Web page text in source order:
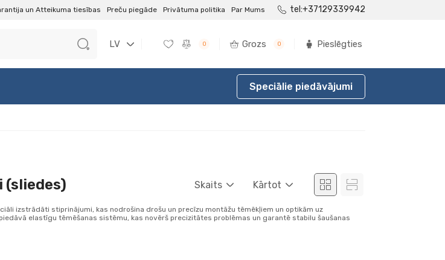
un Atteikuma tiesības Preču piegāde Privātuma politika Par Mums tel:+37129339942
LV 0 Grozs 0 Pieslēgties
Speciālie piedāvājumi
(sliedes) Skaits Kārtot
izstrādāti stiprinājumi, kas nodrošina drošu un precīzu montāžu tēmēkļiem un optikām uz
elastīgu tēmēšanas sistēmu, kas novērš precizitātes problēmas un garantē stabilu šaušanas